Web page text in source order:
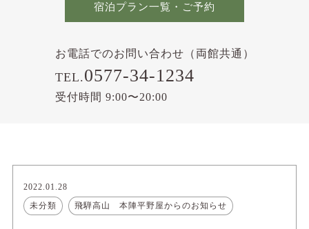
宿泊プラン一覧・ご予約
お電話でのお問い合わせ（両館共通）
TEL.0577-34-1234
受付時間 9:00〜20:00
2022.01.28
未分類
飛騨高山 本陣平野屋からのお知らせ